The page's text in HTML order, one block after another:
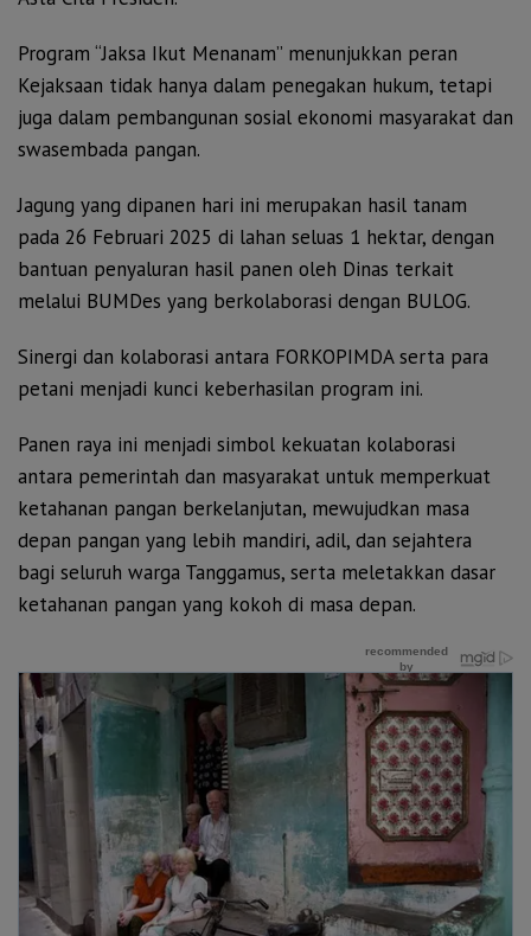
Program “Jaksa Ikut Menanam” menunjukkan peran
Kejaksaan tidak hanya dalam penegakan hukum, tetapi
juga dalam pembangunan sosial ekonomi masyarakat dan
swasembada pangan.
Jagung yang dipanen hari ini merupakan hasil tanam
pada 26 Februari 2025 di lahan seluas 1 hektar, dengan
bantuan penyaluran hasil panen oleh Dinas terkait
melalui BUMDes yang berkolaborasi dengan BULOG.
Sinergi dan kolaborasi antara FORKOPIMDA serta para
petani menjadi kunci keberhasilan program ini.
Panen raya ini menjadi simbol kekuatan kolaborasi
antara pemerintah dan masyarakat untuk memperkuat
ketahanan pangan berkelanjutan, mewujudkan masa
depan pangan yang lebih mandiri, adil, dan sejahtera
bagi seluruh warga Tanggamus, serta meletakkan dasar
ketahanan pangan yang kokoh di masa depan.